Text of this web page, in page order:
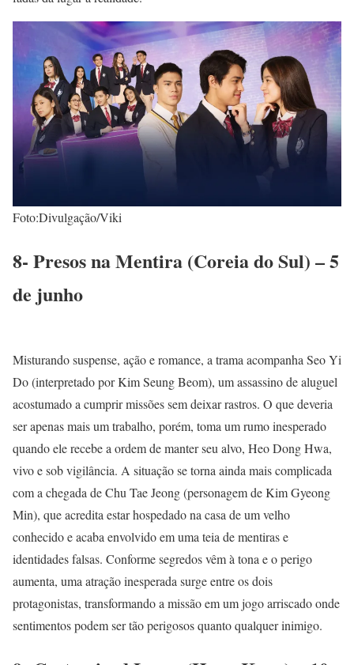
Foto:Divulgação/Viki
8- Presos na Mentira (Coreia do Sul) – 5
de junho
Misturando suspense, ação e romance, a trama acompanha Seo Yi
Do (interpretado por Kim Seung Beom), um assassino de aluguel
acostumado a cumprir missões sem deixar rastros. O que deveria
ser apenas mais um trabalho, porém, toma um rumo inesperado
quando ele recebe a ordem de manter seu alvo, Heo Dong Hwa,
vivo e sob vigilância. A situação se torna ainda mais complicada
com a chegada de Chu Tae Jeong (personagem de Kim Gyeong
Min), que acredita estar hospedado na casa de um velho
conhecido e acaba envolvido em uma teia de mentiras e
identidades falsas. Conforme segredos vêm à tona e o perigo
aumenta, uma atração inesperada surge entre os dois
protagonistas, transformando a missão em um jogo arriscado onde
sentimentos podem ser tão perigosos quanto qualquer inimigo.